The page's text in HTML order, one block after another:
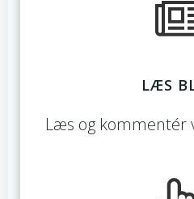
LÆS
Læs og kommentér